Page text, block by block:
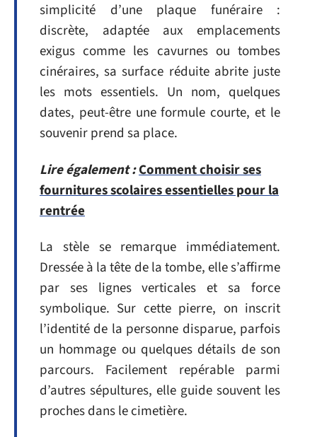
simplicité d’une plaque funéraire :
discrète, adaptée aux emplacements
exigus comme les cavurnes ou tombes
cinéraires, sa surface réduite abrite juste
les mots essentiels. Un nom, quelques
dates, peut-être une formule courte, et le
souvenir prend sa place.
Lire également :Comment choisir ses
fournitures scolaires essentielles pour la
rentrée
La stèle se remarque immédiatement.
Dressée à la tête de la tombe, elle s’affirme
par ses lignes verticales et sa force
symbolique. Sur cette pierre, on inscrit
l’identité de la personne disparue, parfois
un hommage ou quelques détails de son
parcours. Facilement repérable parmi
d’autres sépultures, elle guide souvent les
proches dans le cimetière.